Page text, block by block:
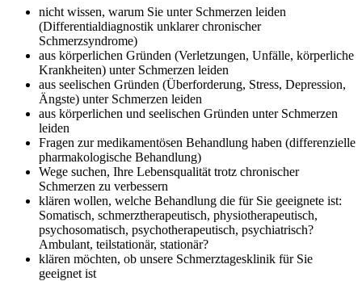
nicht wissen, warum Sie unter Schmerzen leiden
(Differentialdiagnostik unklarer chronischer
Schmerzsyndrome)
aus körperlichen Gründen (Verletzungen, Unfälle, körperliche
Krankheiten) unter Schmerzen leiden
aus seelischen Gründen (Überforderung, Stress, Depression,
Ängste) unter Schmerzen leiden
aus körperlichen und seelischen Gründen unter Schmerzen
leiden
Fragen zur medikamentösen Behandlung haben (differenzielle
pharmakologische Behandlung)
Wege suchen, Ihre Lebensqualität trotz chronischer
Schmerzen zu verbessern
klären wollen, welche Behandlung die für Sie geeignete ist:
Somatisch, schmerztherapeutisch, physiotherapeutisch,
psychosomatisch, psychotherapeutisch, psychiatrisch?
Ambulant, teilstationär, stationär?
klären möchten, ob unsere Schmerztagesklinik für Sie
geeignet ist